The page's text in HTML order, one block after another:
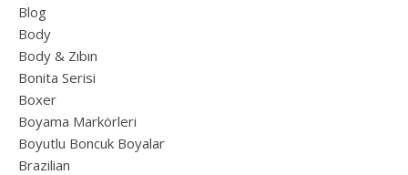
Blog
Body
Body & Zıbın
Bonita Serisi
Boxer
Boyama Markörleri
Boyutlu Boncuk Boyalar
Brazilian